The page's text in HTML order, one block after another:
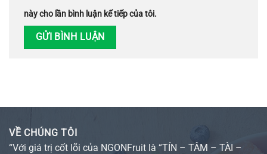
này cho lần bình luận kế tiếp của tôi.
VỀ CHÚNG TÔI
“Với giá trị cốt lõi của NGONFruit là “TÍN – TÂM – TÀI –